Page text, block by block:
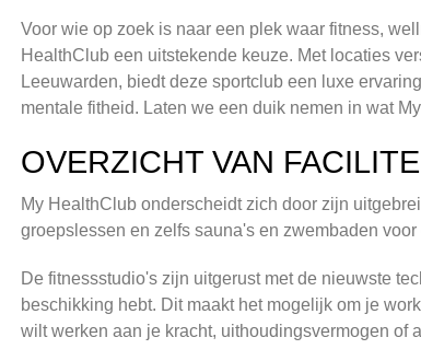
Voor wie op zoek is naar een plek waar fitness,
HealthClub een uitstekende keuze. Met locaties
Leeuwarden, biedt deze sportclub een luxe
mentale fitheid. Laten we een duik nemen in wat
OVERZICHT VAN
My HealthClub onderscheidt zich door zijn
groepslessen en zelfs sauna's en zwembaden
De fitnessstudio's zijn uitgerust met de nieuwste
beschikking hebt. Dit maakt het mogelijk om je
wilt werken aan je kracht, uithoudingsvermogen